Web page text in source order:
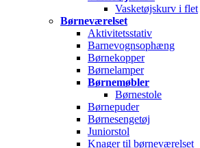
Vasketøjskurv i flet
Børneværelset
Aktivitetsstativ
Barnevognsophæng
Børnekopper
Børnelamper
Børnemøbler
Børnestole
Børnepuder
Børnesengetøj
Juniorstol
Knager til børneværelset